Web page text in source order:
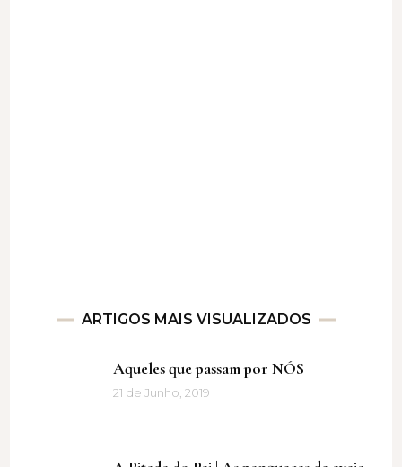
ARTIGOS MAIS VISUALIZADOS
Aqueles que passam por NÓS
21 de Junho, 2019